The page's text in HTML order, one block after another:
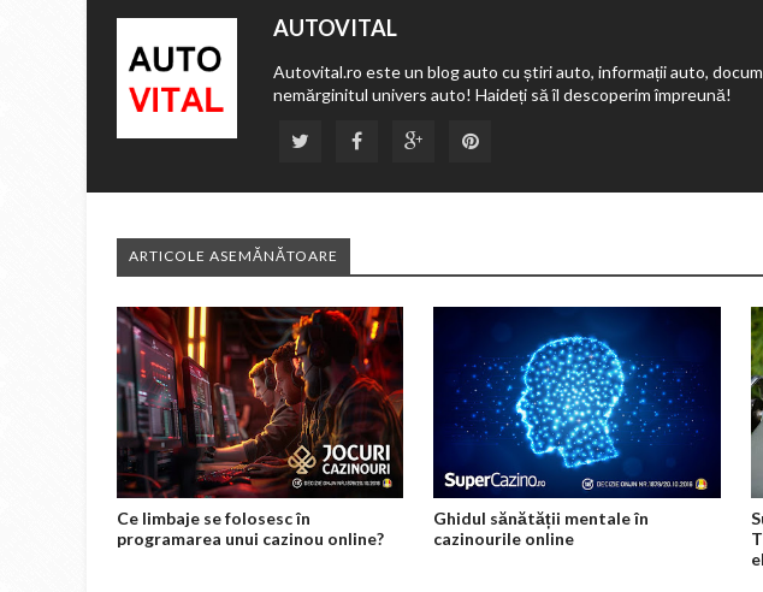
AUTOVITAL
Autovital.ro este un blog auto cu știri auto, informații auto,
nemărginitul univers auto! Haideți să îl descoperim împreună!
ARTICOLE ASEMĂNĂTOARE
Ce limbaje se folosesc în
programarea unui cazinou online?
Ghidul sănătății mentale în
cazinourile online